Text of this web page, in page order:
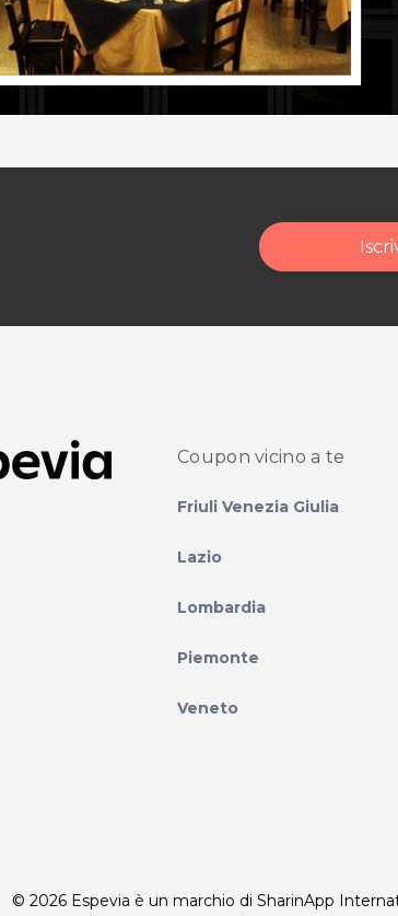
facebook
su youtube
su instagram
Coupon vicino a te
Friuli Venezia Giulia
Lazio
Lombardia
Piemonte
Veneto
© 2026 Espevia è un marchio di SharinApp